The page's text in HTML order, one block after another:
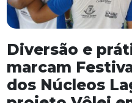
Diversão e
marcam
dos Núcleos